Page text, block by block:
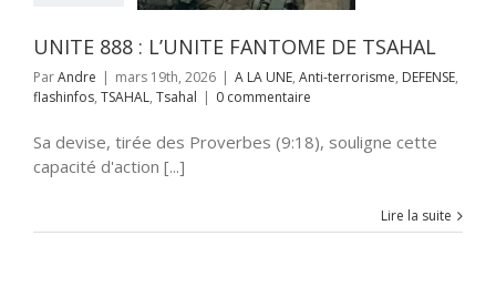
UNITE 888 : L’UNITE FANTOME DE TSAHAL
ParAndre | mars 19th, 2026 | A LA UNE, Anti-terrorisme, DEFENSE,
flashinfos, TSAHAL, Tsahal | 0 commentaire
Sa devise, tirée des Proverbes (9:18), souligne cette
capacité d'action [...]
Lire la suite